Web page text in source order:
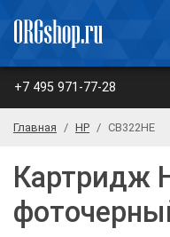
+7 495 971-77-28
Главная HP CB322HE
Картридж